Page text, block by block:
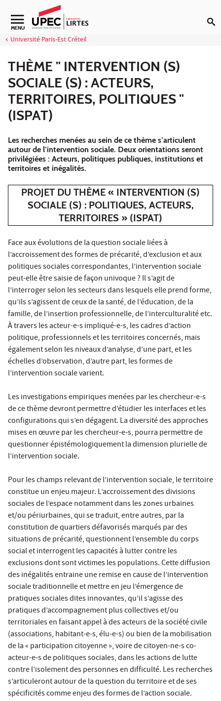
Aller au contenu
Navigation secondaire
MENU
Université Paris-Est Créteil
THÈME " INTERVENTION (S)
SOCIALE (S) : ACTEURS,
TERRITOIRES, POLITIQUES "
(ISPAT)
Les recherches menées au sein de ce thème s’articulent
autour de l’intervention sociale. Deux orientations seront
privilégiées : Acteurs, politiques publiques, institutions et
territoires et inégalités.
PROJET DU THÈME « INTERVENTION (S)
SOCIALE (S) : POLITIQUES, ACTEURS,
TERRITOIRES » (ISPAT)
Face aux évolutions de la question sociale liées à
l’accroissement des formes de précarité, d’exclusion et aux
politiques sociales correspondantes, l’intervention sociale
peut-elle être saisie de façon univoque ? Il s’agit de
l’interroger selon les secteurs dans lesquels elle prend forme,
qu’ils s’agissent de ceux de la santé, de l’éducation, de la
famille, de l’insertion professionnelle, de l’interculturalité etc.
À travers les acteur-e-s impliqué-e-s, les cadres d’action
politique, professionnels et les territoires concernés, mais
également selon les niveaux d’analyse, d’une part, et les
échelles d’observation, d’autre part, les formes de
l’intervention sociale varient.
Les investigations empiriques menées par les chercheur-e-s
de ce thème devront permettre d’étudier les interfaces et les
configurations qui s’en dégagent. La diversité des approches
mises en œuvre par les chercheur-e-s, pourra permettre de
questionner épistémologiquement la dimension plurielle de
l’intervention sociale.
Pour les champs relevant de l’intervention sociale, le territoire
constitue un enjeu majeur. L’accroissement des divisions
sociales de l’espace notamment dans les zones urbaines
et/ou périurbaines, qui se traduit, entre autres, par la
constitution de quartiers défavorisés marqués par des
situations de précarité, questionnent l’ensemble du corps
social et interrogent les capacités à lutter contre les
exclusions dont sont victimes les populations. Cette diffusion
des inégalités entraine une remise en cause de l’intervention
sociale traditionnelle et mettre en jeu l’émergence de
pratiques sociales dites innovantes, qu’il s’agisse des
pratiques d’accompagnement plus collectives et/ou
territoriales en faisant appel à des acteurs de la société civile
(associations, habitant-e-s, élu-e-s) ou bien de la mobilisation
de la « participation citoyenne », voire de citoyen-ne-s co-
acteur-e-s de politiques sociales, dans les actions de lutte
contre l’isolement des personnes en difficulté. Les recherches
s’articuleront autour de la question du territoire et de ses
spécificités comme enjeu des formes de l’action sociale.